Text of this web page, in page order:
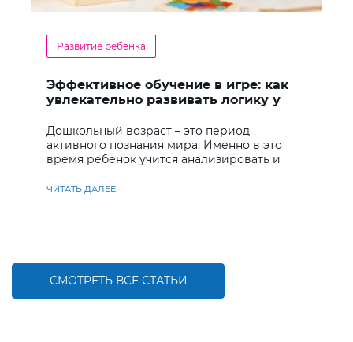
Развитие ребенка
Эффективное обучение в игре: как
увлекательно развивать логику у
Дошкольный возраст – это период
активного познания мира. Именно в это
время ребенок учится анализировать и
ЧИТАТЬ ДАЛЕЕ
СМОТРЕТЬ ВСЕ СТАТЬИ